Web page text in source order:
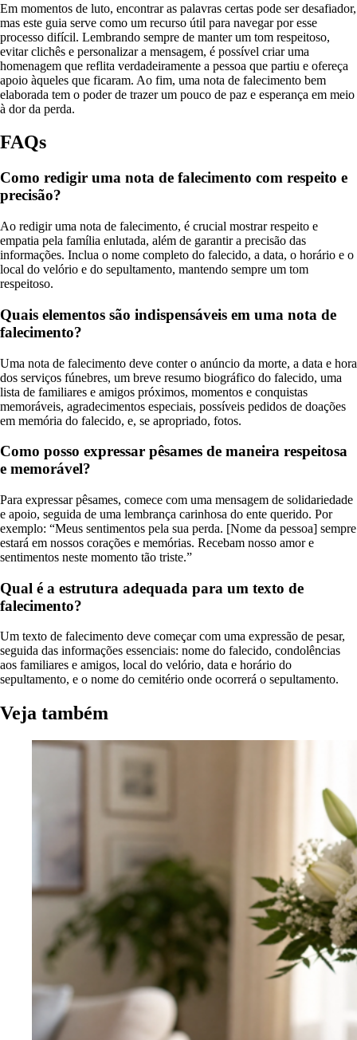
Em momentos de luto, encontrar as palavras certas pode ser desafiador,
mas este guia serve como um recurso útil para navegar por esse
processo difícil. Lembrando sempre de manter um tom respeitoso,
evitar clichês e personalizar a mensagem, é possível criar uma
homenagem que reflita verdadeiramente a pessoa que partiu e ofereça
apoio àqueles que ficaram. Ao fim, uma nota de falecimento bem
elaborada tem o poder de trazer um pouco de paz e esperança em meio
à dor da perda.
FAQs
Como redigir uma nota de falecimento com respeito e
precisão?
Ao redigir uma nota de falecimento, é crucial mostrar respeito e
empatia pela família enlutada, além de garantir a precisão das
informações. Inclua o nome completo do falecido, a data, o horário e o
local do velório e do sepultamento, mantendo sempre um tom
respeitoso.
Quais elementos são indispensáveis em uma nota de
falecimento?
Uma nota de falecimento deve conter o anúncio da morte, a data e hora
dos serviços fúnebres, um breve resumo biográfico do falecido, uma
lista de familiares e amigos próximos, momentos e conquistas
memoráveis, agradecimentos especiais, possíveis pedidos de doações
em memória do falecido, e, se apropriado, fotos.
Como posso expressar pêsames de maneira respeitosa
e memorável?
Para expressar pêsames, comece com uma mensagem de solidariedade
e apoio, seguida de uma lembrança carinhosa do ente querido. Por
exemplo: “Meus sentimentos pela sua perda. [Nome da pessoa] sempre
estará em nossos corações e memórias. Recebam nosso amor e
sentimentos neste momento tão triste.”
Qual é a estrutura adequada para um texto de
falecimento?
Um texto de falecimento deve começar com uma expressão de pesar,
seguida das informações essenciais: nome do falecido, condolências
aos familiares e amigos, local do velório, data e horário do
sepultamento, e o nome do cemitério onde ocorrerá o sepultamento.
Veja também